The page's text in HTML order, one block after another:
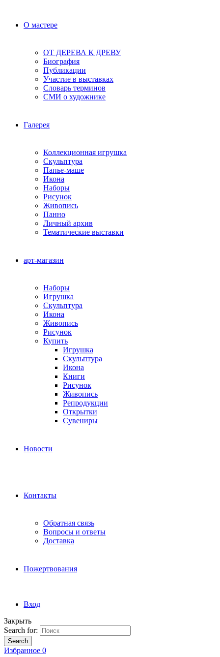
О мастере
ОТ ДЕРЕВА К ДРЕВУ
Биография
Публикации
Участие в выставках
Словарь терминов
СМИ о художнике
Галерея
Коллекционная игрушка
Скульптура
Папье-маше
Икона
Наборы
Рисунок
Живопись
Панно
Личный архив
Тематические выставки
арт-магазин
Наборы
Игрушка
Скульптура
Икона
Живопись
Рисунок
Купить
Игрушка
Скульптура
Икона
Книги
Рисунок
Живопись
Репродукции
Открытки
Сувениры
Новости
Контакты
Обратная связь
Вопросы и ответы
Доставка
Пожертвования
Вход
Закрыть
Search for:
Search
Избранное 0